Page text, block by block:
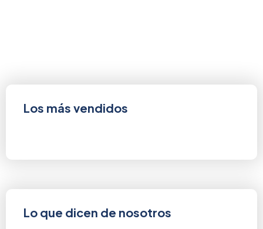
Los más vendidos
Lo que dicen de nosotros